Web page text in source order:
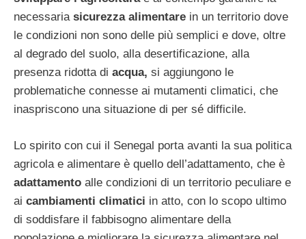
necessaria sicurezza alimentare in un territorio dove
le condizioni non sono delle più semplici e dove, oltre
al degrado del suolo, alla desertificazione, alla
presenza ridotta di acqua, si aggiungono le
problematiche connesse ai mutamenti climatici, che
inaspriscono una situazione di per sé difficile.
Lo spirito con cui il Senegal porta avanti la sua politica
agricola e alimentare è quello dell’adattamento, che è
adattamento alle condizioni di un territorio peculiare e
ai cambiamenti climatici in atto, con lo scopo ultimo
di soddisfare il fabbisogno alimentare della